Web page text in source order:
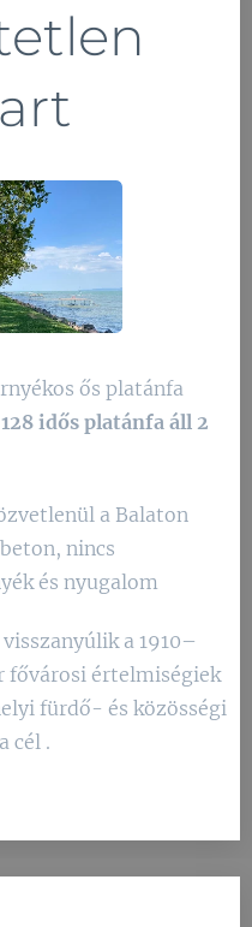
ős platánfa
128 idős platánfa áll 2
a Balaton
nincs
és nyugalom
a 1910–
fővárosi értelmiségiek
fürdő- és közösségi
cél .